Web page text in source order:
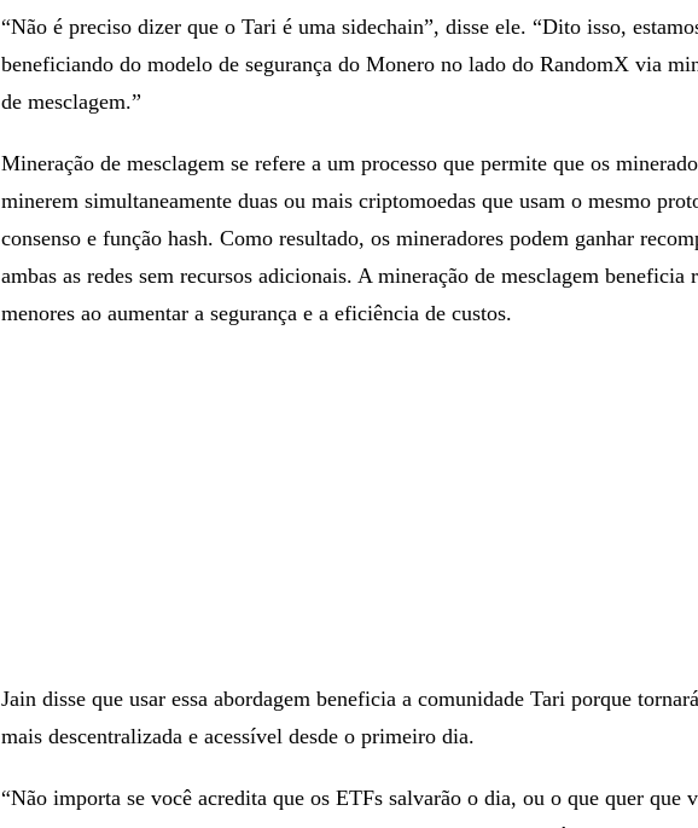
“Não é preciso dizer que o Tari é uma sidechain”, disse ele. “Dito isso,
beneficiando do modelo de segurança do Monero no lado do RandomX via
de mesclagem.”
Mineração de mesclagem se refere a um processo que permite que os
minerem simultaneamente duas ou mais criptomoedas que usam o mesmo
consenso e função hash. Como resultado, os mineradores podem ganhar
ambas as redes sem recursos adicionais. A mineração de mesclagem beneficia
menores ao aumentar a segurança e a eficiência de custos.
Jain disse que usar essa abordagem beneficia a comunidade Tari porque
mais descentralizada e acessível desde o primeiro dia.
“Não importa se você acredita que os ETFs salvarão o dia, ou o que quer que